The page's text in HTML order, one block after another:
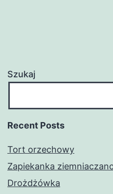
Szukaj
Recent Posts
Tort orzechowy
Zapiekanka
Drożdżówka